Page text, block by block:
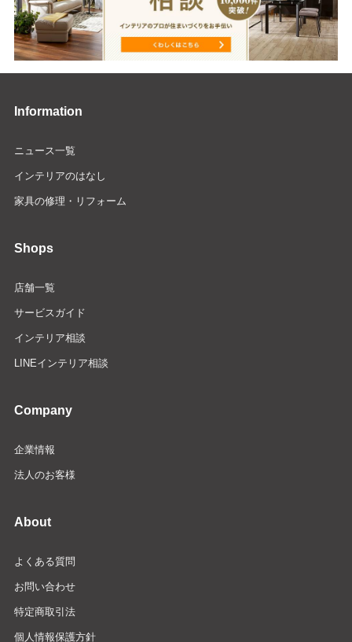
Information
ニュース一覧
インテリアのはなし
家具の修理・リフォーム
Shops
店舗一覧
サービスガイド
インテリア相談
LINEインテリア相談
Company
企業情報
法人のお客様
About
よくある質問
お問い合わせ
特定商取引法
個人情報保護方針